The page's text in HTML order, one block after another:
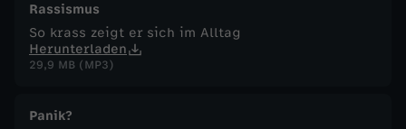
Rassismus
So krass zeigt er sich im Alltag
Herunterladen
29,9 MB (MP3)
Panik?